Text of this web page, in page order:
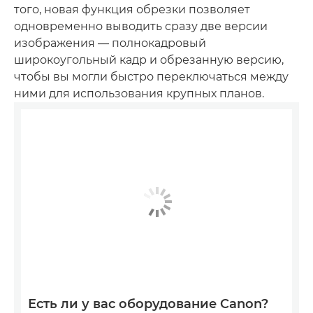
того, новая функция обрезки позволяет
одновременно выводить сразу две версии
изображения — полнокадровый
широкоугольный кадр и обрезанную версию,
чтобы вы могли быстро переключаться между
ними для использования крупных планов.
Есть ли у вас оборудование Canon?